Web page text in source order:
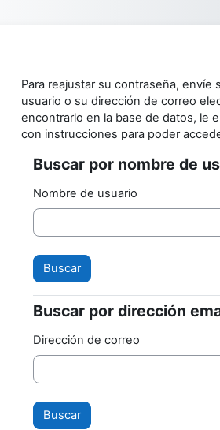
Para reajustar su contraseña, envíe
usuario o su dirección de correo
encontrarlo en la base de datos, le
con instrucciones para poder
Buscar por nombre de
Buscar por nombre de
Nombre de usuario
Buscar por dirección email
Buscar por dirección
Dirección de correo